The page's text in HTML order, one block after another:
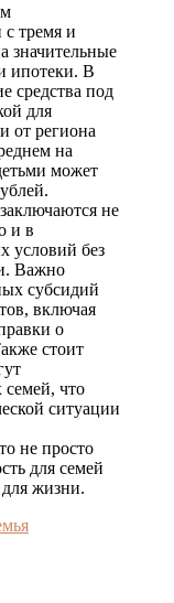
с тремя и
значительные
ипотеки. В
средства под
для
от региона
на
может
не
и в
условий без
Важно
субсидий
включая
о
стоит
семей, что
ситуации
не просто
для семей
для жизни.